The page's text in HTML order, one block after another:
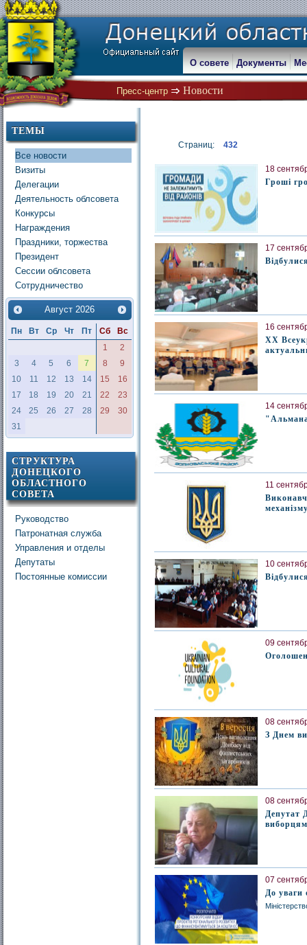
Пресс-центр Новости
О совете Документы
ТЕМЫ
Все новости
Визиты
Делегации
Деятельность облсовета
Конкурсы
Награждения
Праздники, торжества
Президент
Сессии облсовета
Сотрудничество
Август 2026
Пн Вт Ср Чт Пт Сб
Вс
1
2
3
4 5 6 7 8
9
10
11 12 13 14 15
16
17
18 19 20 21 22
23
24
25 26 27 28 29
30
31
СТРУКТУРА
ДОНЕЦКОГО
ОБЛАСТНОГО
СОВЕТА
Руководство
Патронатная служба
Управления и отделы
Депутаты
Постоянные комиссии
Страниц: 432
18
Гроші
17
16
XX
14
11
10
09
08
З Днем
08
Депутат
07
До уваги